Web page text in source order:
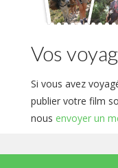
Vos
Si vous avez
publier votre film
nous envoyer un